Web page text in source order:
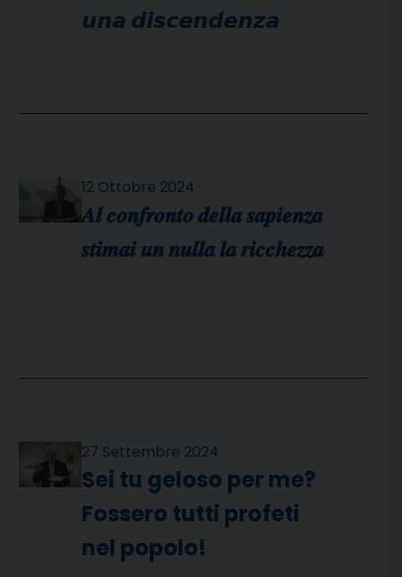
𝙪𝙣𝙖 𝙙𝙞𝙨𝙘𝙚𝙣𝙙𝙚𝙣𝙯𝙖
12 Ottobre 2024
𝑨𝒍 𝒄𝒐𝒏𝒇𝒓𝒐𝒏𝒕𝒐 𝒅𝒆𝒍𝒍𝒂 𝒔𝒂𝒑𝒊𝒆𝒏𝒛𝒂
𝒔𝒕𝒊𝒎𝒂𝒊 𝒖𝒏 𝒏𝒖𝒍𝒍𝒂 𝒍𝒂 𝒓𝒊𝒄𝒄𝒉𝒆𝒛𝒛𝒂
27 Settembre 2024
Sei tu geloso per me?
Fossero tutti profeti
nel popolo!